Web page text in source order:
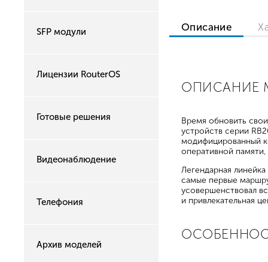
SFP модули
Лицензии RouterOS
Готовые решения
Видеонаблюдение
Телефония
Архив моделей
Описание
ОПИСАНИЕ
Время обновить
устройств серии
модифицированный
оперативной
Легендарная
самые первые
усовершенствовал
и привлекательная